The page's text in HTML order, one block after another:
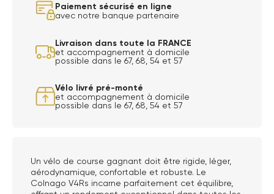
Paiement sécurisé en ligne
avec notre banque partenaire
Livraison dans toute la FRANCE
et accompagnement à domicile
possible dans le 67, 68, 54 et 57
Vélo livré pré-monté
et accompagnement à domicile
possible dans le 67, 68, 54 et 57
Un vélo de course gagnant doit être rigide, léger,
aérodynamique, confortable et robuste. Le
Colnago V4Rs incarne parfaitement cet équilibre,